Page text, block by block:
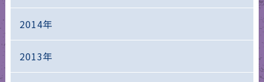
2014年
2013年